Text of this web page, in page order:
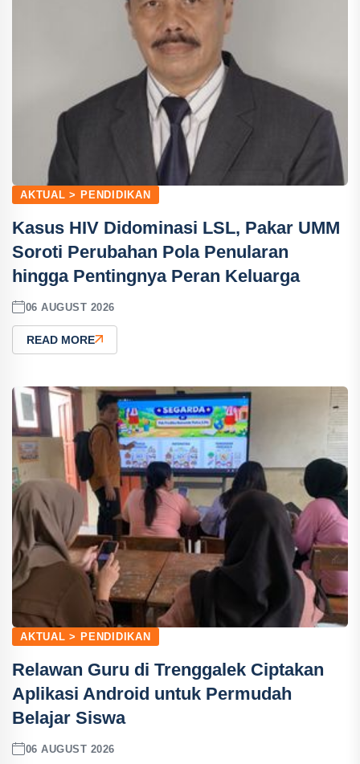
AKTUAL > PENDIDIKAN
Kasus HIV Didominasi LSL, Pakar UMM
Soroti Perubahan Pola Penularan
hingga Pentingnya Peran Keluarga
06 AUGUST 2026
READ MORE
AKTUAL > PENDIDIKAN
Relawan Guru di Trenggalek Ciptakan
Aplikasi Android untuk Permudah
Belajar Siswa
06 AUGUST 2026